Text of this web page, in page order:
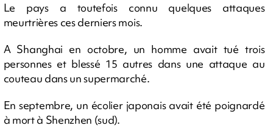
Le pays a toutefois connu quelques attaques
meurtrières ces derniers mois.
A Shanghai en octobre, un homme avait tué trois
personnes et blessé 15 autres dans une attaque au
couteau dans un supermarché.
En septembre, un écolier japonais avait été poignardé
à mort à Shenzhen (sud).